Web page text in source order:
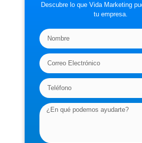
Descubre lo que Vida Marketing
tu empresa.